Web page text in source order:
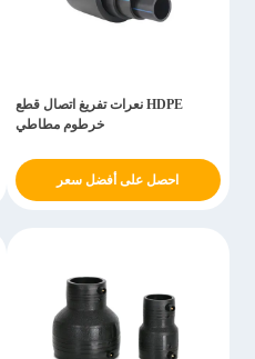
HDPE نعرات تفريغ اتصال قطع
خرطوم مطاطي
احصل على أفضل سعر